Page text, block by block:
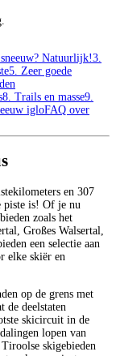
Natuurlijk!3.
5. Zeer goede
8. Trails en masse9.
igloFAQ over
en 307
piste is! Of je nu
zoals het
Großes Walsertal,
een selectie aan
elke skiër en
op de grens met
de deelstaten
skicircuit in de
lopen van
skigebieden